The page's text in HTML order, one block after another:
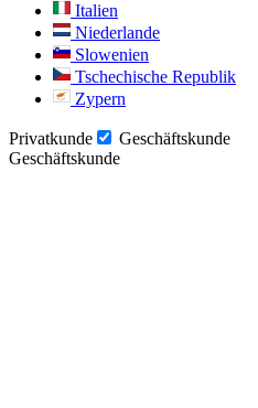
Italien
Niederlande
Slowenien
Tschechische Republik
Zypern
Privatkunde
Geschäftskunde
Geschäftskunde